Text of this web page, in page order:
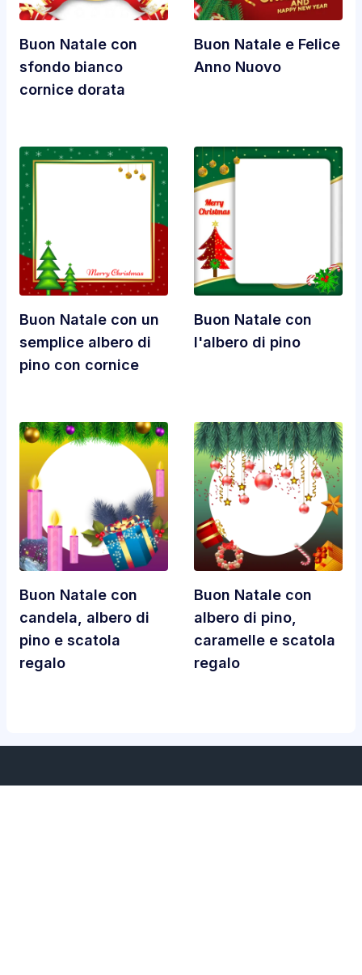
Buon Natale con
sfondo bianco
cornice dorata
Buon Natale e Felice
Anno Nuovo
Buon Natale con un
semplice albero di
pino con cornice
Buon Natale con
l'albero di pino
Buon Natale con
candela, albero di
pino e scatola
regalo
Buon Natale con
albero di pino,
caramelle e scatola
regalo